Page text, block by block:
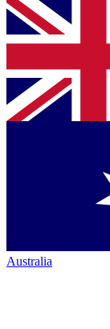
Australia